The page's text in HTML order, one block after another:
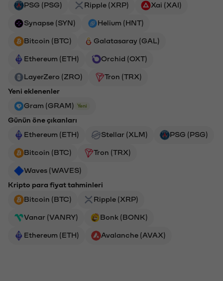
PSG (PSG) Ripple (XRP) Xai (XAI)
Synapse (SYN) Helium (HNT)
Bitcoin (BTC) Galatasaray (GAL)
Ethereum (ETH) Orchid (OXT)
LayerZero (ZRO)
Tron (TRX)
Yeni eklenenler
Gram (GRAM)
Yeni
Günün öne çıkanları
Ethereum (ETH)
Stellar (XLM) PSG (PSG)
Bitcoin (BTC) Tron (TRX)
Waves (WAVES)
Kripto para fiyat tahminleri
Bitcoin (BTC)
Ripple (XRP)
Vanar (VANRY) Bonk (BONK)
Ethereum (ETH) Avalanche (AVAX)